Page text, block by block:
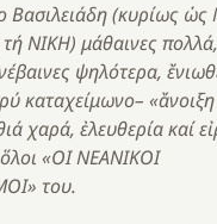
Βασιλειάδη (κυρίως ὡς
ΝΙΚΗ) μάθαινες πολλά,
ψηλότερα,
καταχείμωνο–
χαρά, ἐλευθερία καί
«ΟΙ ΝΕΑΝΙΚΟΙ
του.